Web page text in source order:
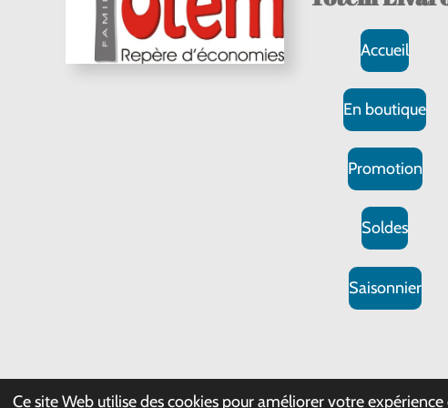
Ce site Web utilise des cookies pour améliorer votre
Accueil
En boutique
Promotion
Soldes
Saisonnier
© 2024 Totem -tous